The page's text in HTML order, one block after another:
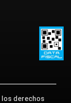
los derechos